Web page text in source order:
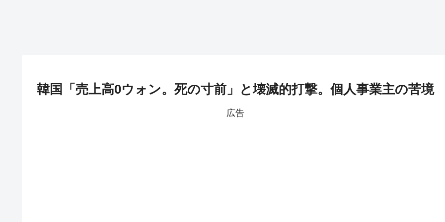
韓国「売上高0ウォン。死の寸前」と壊滅的打撃。個人事業主の苦境
広告